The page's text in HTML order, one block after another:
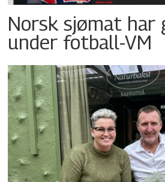
Norsk sjømat
under fotball-VM